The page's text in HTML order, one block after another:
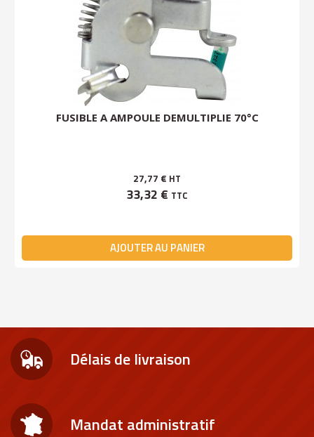
FUSIBLE A AMPOULE DEMULTIPLIE 70°C
27,77 € HT
33,32 € TTC
AJOUTER AU PANIER
Délais de livraison
Mandat administratif